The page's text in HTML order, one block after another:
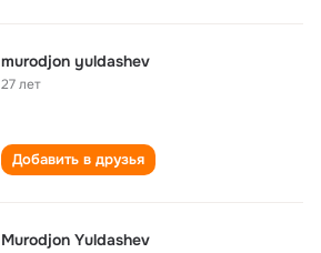
murodjon yuldashev
27 лет
Добавить в друзья
Murodjon Yuldashev